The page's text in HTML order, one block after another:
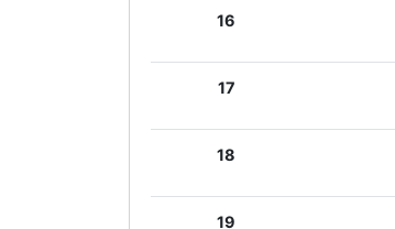
16
17
18
19